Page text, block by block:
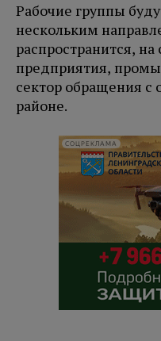
Рабочие группы
нескольким
распространится,
предприятия,
сектор обращения с
районе.
СОЦРЕКЛАМА